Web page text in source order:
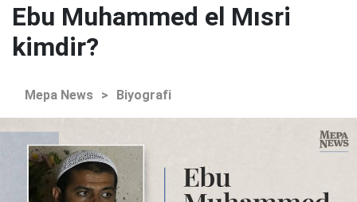
Ebu Muhammed el Mısri
kimdir?
Mepa News > Biyografi